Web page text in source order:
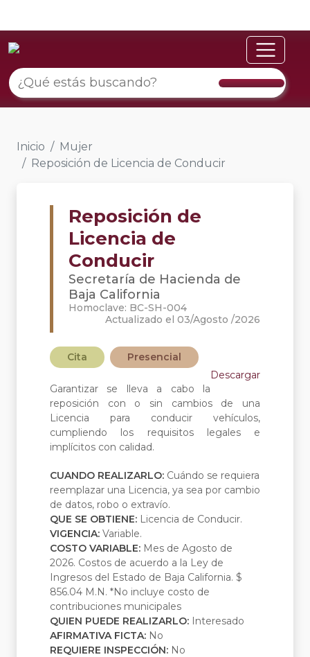
Inicio
Mujer
Reposición de Licencia de Conducir
Reposición de
Licencia de
Conducir
Secretaría de Hacienda de
Baja California
Homoclave: BC-SH-004
Actualizado el 03/Agosto /2026
Cita
Presencial
Descargar
Garantizar se lleva a cabo la
reposición con o sin cambios de una
Licencia para conducir vehículos,
cumpliendo los requisitos legales e
implícitos con calidad.
CUANDO REALIZARLO: Cuándo se requiera
reemplazar una Licencia, ya sea por cambio
de datos, robo o extravío.
QUE SE OBTIENE: Licencia de Conducir.
VIGENCIA: Variable.
COSTO VARIABLE: Mes de Agosto de
2026. Costos de acuerdo a la Ley de
Ingresos del Estado de Baja California. $
856.04 M.N. *No incluye costo de
contribuciones municipales
QUIEN PUEDE REALIZARLO: Interesado
AFIRMATIVA FICTA: No
REQUIERE INSPECCIÓN: No